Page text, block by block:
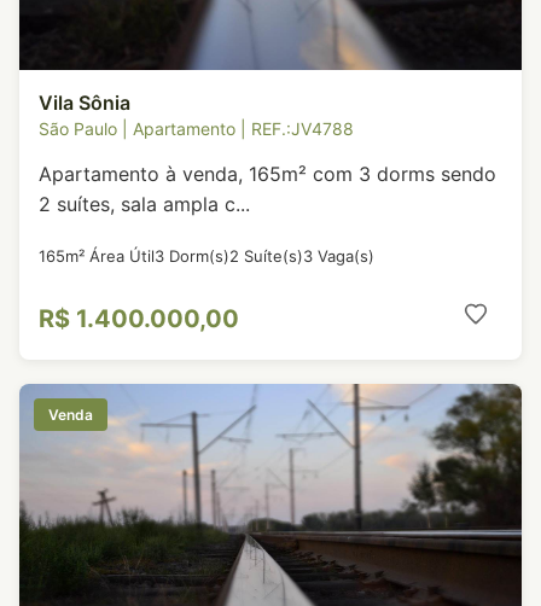
Vila Sônia
São Paulo | Apartamento | REF.:JV4788
Apartamento à venda, 165m² com 3 dorms sendo
2 suítes, sala ampla c...
165m² Área Útil3 Dorm(s)2 Suíte(s)3 Vaga(s)
R$ 1.400.000,00
Venda